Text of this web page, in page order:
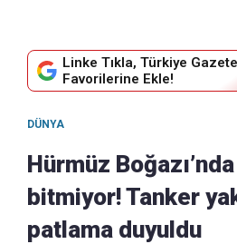
Linke Tıkla, Türkiye
Favorilerine Ekle!
DÜNYA
Hürmüz
bitmiyor! Tanker
patlama duyuldu